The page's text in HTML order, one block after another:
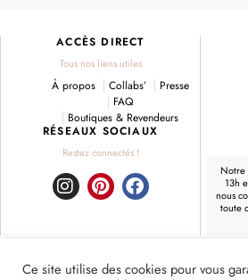
ACCÈS DIRECT
Tous nos liens utiles
À propos Collabs’
Presse
FAQ
Boutiques & Revendeurs
RÉSEAUX SOCIAUX
Restez connectés !
I
a
P
e
F
b
Notre
13h
nous
toute
Ce site utilise des cookies pour vous